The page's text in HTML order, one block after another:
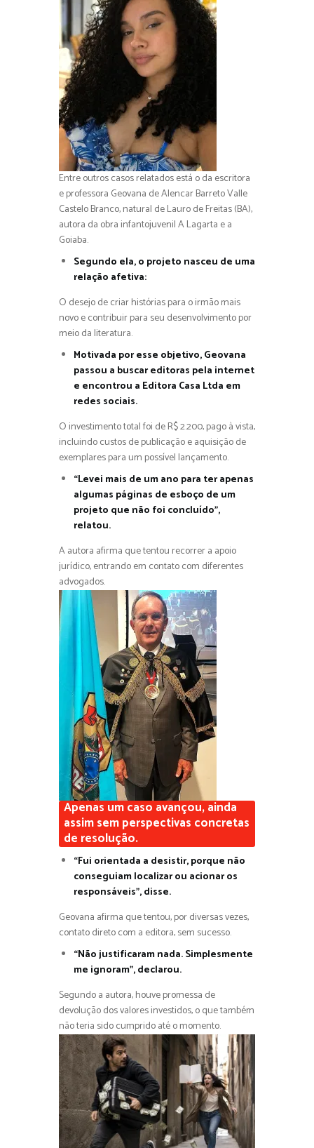
Entre outros casos relatados está o da escritora
e professora Geovana de Alencar Barreto Valle
Castelo Branco, natural de Lauro de Freitas (BA),
autora da obra infantojuvenil A Lagarta e a
Goiaba.
Segundo ela, o projeto nasceu de uma
relação afetiva:
O desejo de criar histórias para o irmão mais
novo e contribuir para seu desenvolvimento por
meio da literatura.
Motivada por esse objetivo, Geovana
passou a buscar editoras pela internet
e encontrou a Editora Casa Ltda em
redes sociais.
O investimento total foi de R$ 2.200, pago à vista,
incluindo custos de publicação e aquisição de
exemplares para um possível lançamento.
“Levei mais de um ano para ter apenas
algumas páginas de esboço de um
projeto que não foi concluído”,
relatou.
A autora afirma que tentou recorrer a apoio
jurídico, entrando em contato com diferentes
advogados.
Apenas um caso avançou, ainda
assim sem perspectivas concretas
de resolução.
“Fui orientada a desistir, porque não
conseguiam localizar ou acionar os
responsáveis”, disse.
Geovana afirma que tentou, por diversas vezes,
contato direto com a editora, sem sucesso.
“Não justificaram nada. Simplesmente
me ignoram”, declarou.
Segundo a autora, houve promessa de
devolução dos valores investidos, o que também
não teria sido cumprido até o momento.